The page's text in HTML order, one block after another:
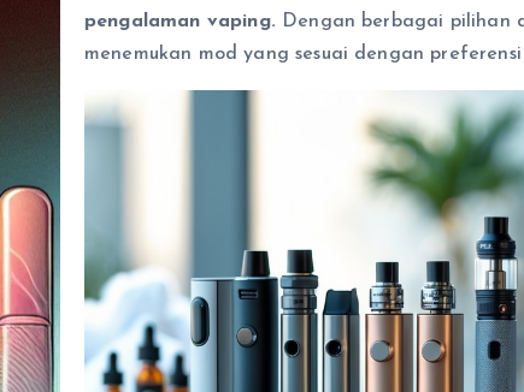
pengalaman vaping. Dengan berbagai pilihan
menemukan mod yang sesuai dengan